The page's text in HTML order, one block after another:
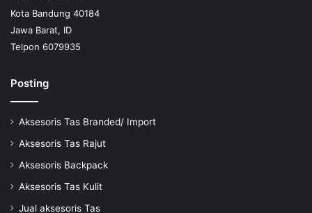
Kota Bandung 40184
Jawa Barat, ID
Telpon 6079935
Posting
Aksesoris Tas Branded/ Import
Aksesoris Tas Rajut
Aksesoris Backpack
Aksesoris Tas Kulit
Jual aksesoris Tas